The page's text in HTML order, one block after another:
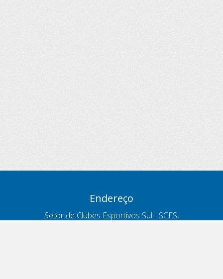
Endereço
Setor de Clubes Esportivos Sul - SCES,